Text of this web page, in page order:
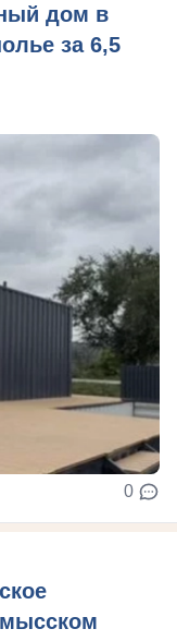
дом в
за 6,5
0